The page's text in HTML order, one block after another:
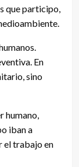
que participo,
En
sino
humano,
iban a
el trabajo en